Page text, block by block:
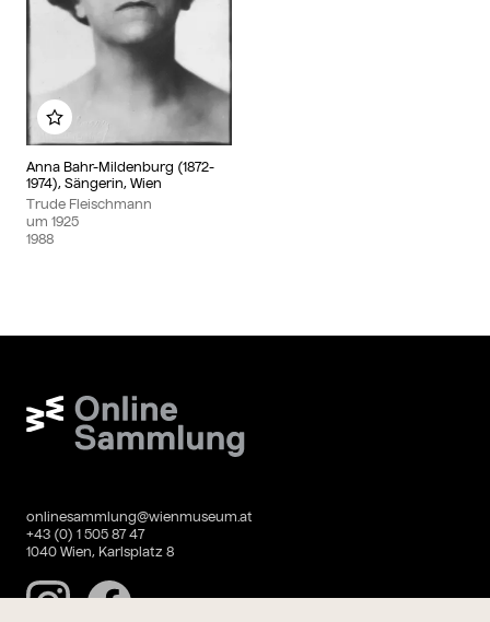
Anna Bahr-Mildenburg (1872-
1974), Sängerin, Wien
Trude Fleischmann
um 1925
1988
Zu meinem Album hinzufügen
Wien Museum Online Sammlung
onlinesammlung@wienmuseum.at
+43 (0) 1 505 87 47
1040 Wien, Karlsplatz 8
InstagramFacebook